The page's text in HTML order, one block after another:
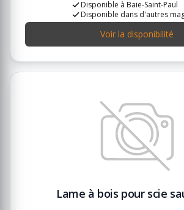
Disponible à Baie-Saint-Paul
Disponible dans d'autres
Voir la disponibilité
Lame à bois pour scie